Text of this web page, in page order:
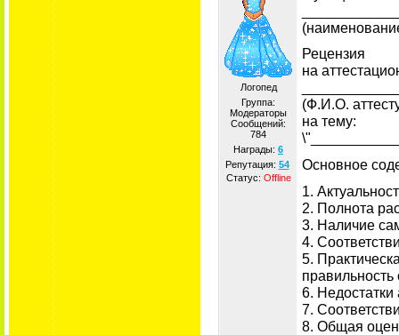
Логопед
Группа:
Модераторы
Сообщений:
784
Награды: 6
Репутация: 54
Статус: Offline
Рецензия
на
(Ф.И.О.
на тему:
Основное
1.
2. Полнота
3. Наличие
4.
5.
6. Недостатки
7.
8. Общая